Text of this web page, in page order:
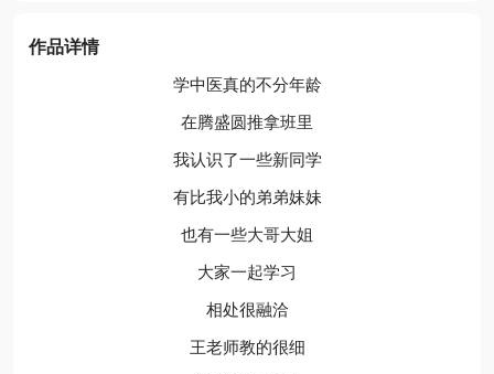
作品详情
学中医真的不分年龄
在腾盛圆推拿班里
我认识了一些新同学
有比我小的弟弟妹妹
也有一些大哥大姐
大家一起学习
相处很融洽
王老师教的很细